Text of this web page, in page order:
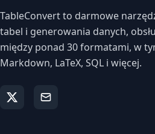
TableConvert to darmowe
tabel i generowania danych,
między ponad 30 formatami, w
Markdown, LaTeX, SQL i więcej.